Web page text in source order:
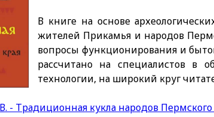
В книге на основе
жителей Прикамья и народов
вопросы функционирования и
рассчитано на специалистов в
технологии, на широкий круг
- Традиционная кукла народов Пермского